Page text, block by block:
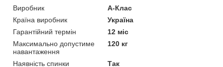
Виробник
А-Клас
Країна виробник
Україна
Гарантійний термін
12 міс
Максимально допустиме
навантаження
120 кг
Наявність спинки
Так